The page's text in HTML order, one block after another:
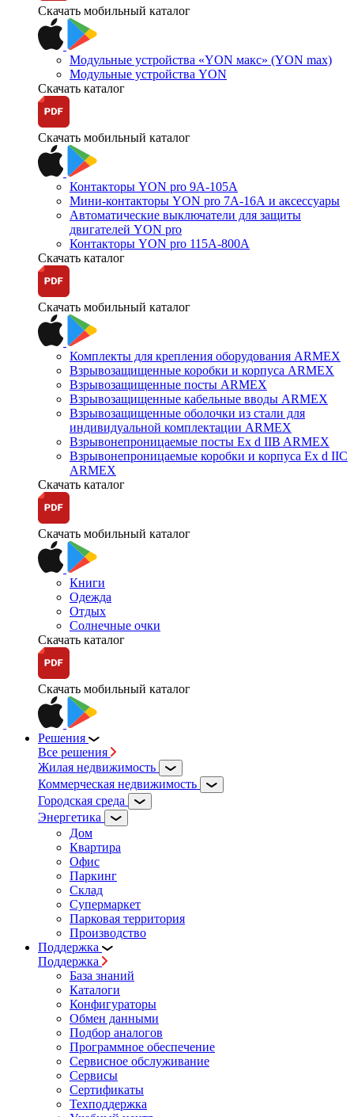
Скачать мобильный каталог
Модульные устройства «YON макс» (YON max)
Модульные устройства YON
Скачать каталог
Скачать мобильный каталог
Контакторы YON pro 9А-105А
Мини-контакторы YON pro 7А-16А и аксессуары
Автоматические выключатели для защиты
двигателей YON pro
Контакторы YON pro 115А-800А
Скачать каталог
Скачать мобильный каталог
Комплекты для крепления оборудования ARMEX
Взрывозащищенные коробки и корпуса ARMEX
Взрывозащищенные посты ARMEX
Взрывозащищенные кабельные вводы ARMEX
Взрывозащищенные оболочки из стали для
индивидуальной комплектации ARMEX
Взрывонепроницаемые посты Ex d IIB ARMEX
Взрывонепроницаемые коробки и корпуса Ex d IIС
ARMEX
Скачать каталог
Скачать мобильный каталог
Книги
Одежда
Отдых
Солнечные очки
Скачать каталог
Скачать мобильный каталог
Решения
Все решения
Жилая недвижимость
Коммерческая недвижимость
Городская среда
Энергетика
Дом
Квартира
Офис
Паркинг
Склад
Супермаркет
Парковая территория
Производство
Поддержка
Поддержка
База знаний
Каталоги
Конфигураторы
Обмен данными
Подбор аналогов
Программное обеспечение
Сервисное обслуживание
Сервисы
Сертификаты
Техподдержка